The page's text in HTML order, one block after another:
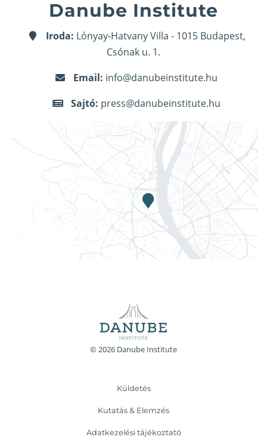
Danube Institute
Iroda: Lónyay-Hatvany Villa - 1015 Budapest,
Csónak u. 1.
Email: info@danubeinstitute.hu
Sajtó: press@danubeinstitute.hu
© 2026 Danube Institute
Küldetés
Kutatás & Elemzés
Adatkezelési tájékoztató